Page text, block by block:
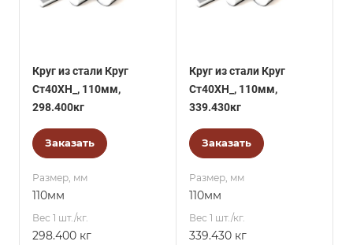
Круг из стали Круг
Ст40ХН_, 110мм,
298.400кг
Заказать
Размер, мм
110мм
Вес 1 шт./кг.
298.400 кг
Круг из стали Круг
Ст40ХН_, 110мм,
339.430кг
Заказать
Размер, мм
110мм
Вес 1 шт./кг.
339.430 кг